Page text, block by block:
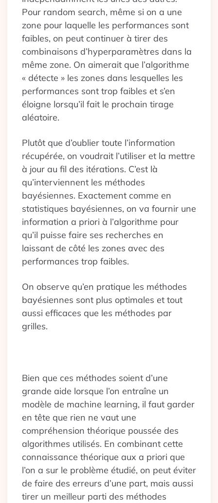
Pour random search, même si on a une
zone pour laquelle les performances sont
faibles, on peut continuer à tirer des
combinaisons d’hyperparamètres dans la
même zone. On aimerait que l’algorithme
« détecte » les zones dans lesquelles les
performances sont trop faibles et s’en
éloigne lorsqu’il fait le prochain tirage
aléatoire.
Plutôt que d’oublier toute l’information
récupérée, on voudrait l’utiliser et la mettre
à jour au fil des itérations. C’est là
qu’interviennent les méthodes
bayésiennes. Exactement comme en
statistiques bayésiennes, on va fournir une
information a priori à l’algorithme pour
qu’il puisse faire ses recherches en
laissant de côté les zones avec des
performances trop faibles.
On observe qu’en pratique les méthodes
bayésiennes sont plus optimales et tout
aussi efficaces que les méthodes par
grilles.
Bien que ces méthodes soient d’une
grande aide lorsque l’on entraîne un
modèle de machine learning, il faut garder
en tête que rien ne vaut une
compréhension théorique poussée des
algorithmes utilisés. En combinant cette
connaissance théorique aux a priori que
l’on a sur le problème étudié, on peut éviter
de faire des erreurs d’une part, mais aussi
tirer un meilleur parti des méthodes